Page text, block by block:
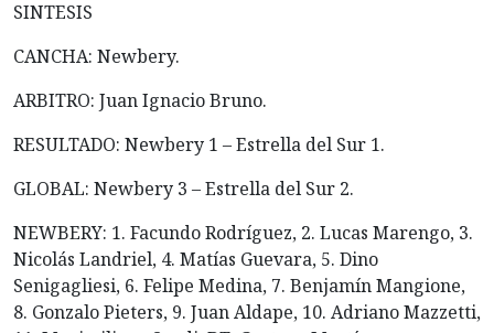
SINTESIS
CANCHA: Newbery.
ARBITRO: Juan Ignacio Bruno.
RESULTADO: Newbery 1 – Estrella del Sur 1.
GLOBAL: Newbery 3 – Estrella del Sur 2.
NEWBERY: 1. Facundo Rodríguez, 2. Lucas Marengo, 3.
Nicolás Landriel, 4. Matías Guevara, 5. Dino
Senigagliesi, 6. Felipe Medina, 7. Benjamín Mangione,
8. Gonzalo Pieters, 9. Juan Aldape, 10. Adriano Mazzetti,